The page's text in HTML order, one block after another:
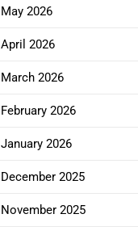
May 2026
April 2026
March 2026
February 2026
January 2026
December 2025
November 2025